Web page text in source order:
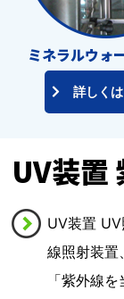
ミネラルウォ
詳しく
UV装置
UV装置
線照射装置
「紫外線